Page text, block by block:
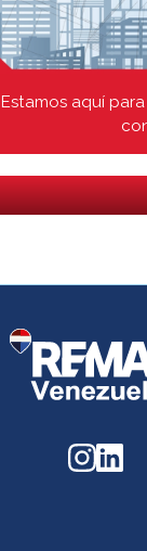
Estamos aquí